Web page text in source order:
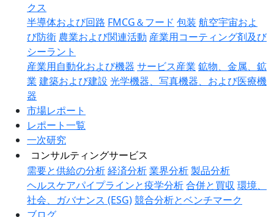
クス
半導体および回路 FMCG＆フード 包装 航空宇宙およ
び防衛 農業および関連活動 産業用コーティング剤及び
シーラント
産業用自動化および機器 サービス産業 鉱物、金属、鉱
業 建築および建設 光学機器、写真機器、および医療機
器
市場レポート
レポート一覧
一次研究
コンサルティングサービス
需要と供給の分析経済分析業界分析製品分析
ヘルスケアパイプラインと疫学分析合併と買収 環境、
社会、ガバナンス (ESG)競合分析とベンチマーク